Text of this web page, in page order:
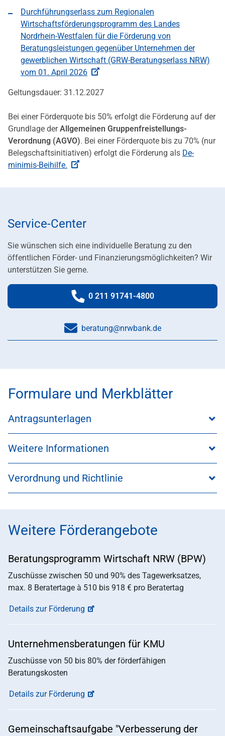
Durchführungserlass zum Regionalen
Wirtschaftsförderungsprogramm des Landes
Nordrhein-Westfalen für die Förderung von
Beratungsleistungen gegenüber Unternehmen der
gewerblichen Wirtschaft (GRW-Beratungserlass NRW)
vom 01. April 2026
Geltungsdauer: 31.12.2027
Bei einer Förderquote bis 50% erfolgt die Förderung auf der
Grundlage derAllgemeinen Gruppenfreistellungs-
Verordnung (AGVO). Bei einer Förderquote bis zu 70% (nur
Belegschaftsinitiativen) erfolgt die Förderung als De-
minimis-Beihilfe.
Service-Center
Sie wünschen sich eine individuelle Beratung zu den
öffentlichen Förder- und Finanzierungsmöglichkeiten? Wir
unterstützen Sie gerne.
Telefonnummer:
0 211 91741-4800
beratung@nrwbank.de
Formulare und Merkblätter
Antragsunterlagen
Weitere Informationen
Verordnung und Richtlinie
Weitere Förderangebote
Beratungsprogramm Wirtschaft NRW (BPW)
Zuschüsse zwischen 50 und 90% des Tagewerksatzes,
max. 8 Beratertage à 510 bis 918 € pro Beratertag
Details zur Förderung
Unternehmensberatungen für KMU
Zuschüsse von 50 bis 80% der förderfähigen
Beratungskosten
Details zur Förderung
Gemeinschaftsaufgabe "Verbesserung der